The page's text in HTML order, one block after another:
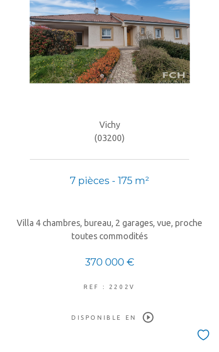
Vichy
(03200)
7 pièces - 175 m²
Villa 4 chambres, bureau, 2 garages, vue, proche
toutes commodités
370 000 €
REF : 2202V
DISPONIBLE EN